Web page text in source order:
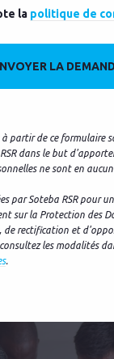
la politique de
partir de ce formulaire
dans le but
ne sont en
par Soteba RSR pour
sur la Protection des
de rectification et
les modalités
.